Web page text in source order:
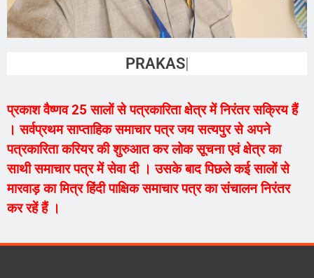
PRAKASH VAISHNAV
प्रकाश वैष्णव 25 सालों से पत्रकारिता क्षेत्र में निरंतर सक्रिय हैं
। सर्वप्रथम साप्ताहिक समाचार पत्र जय सत्यपुर से अपने
पत्रकारिता करियर की शुरुआत कर लोक सूचना एवं क्षेत्र का
साथी समाचार पत्र में सेवा दी । उसके बाद पिछले कई सालों से
मारवाड़ का मित्र हिंदी पाक्षिक समाचार पत्र का संचालन निरंतर
कर रहें हैं ।